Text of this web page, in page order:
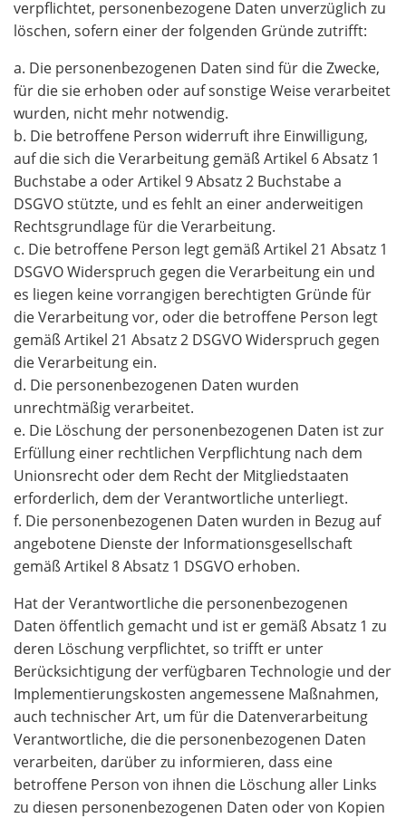
verpflichtet, personenbezogene Daten unverzüglich zu
löschen, sofern einer der folgenden Gründe zutrifft:
a. Die personenbezogenen Daten sind für die Zwecke,
für die sie erhoben oder auf sonstige Weise verarbeitet
wurden, nicht mehr notwendig.
b. Die betroffene Person widerruft ihre Einwilligung,
auf die sich die Verarbeitung gemäß Artikel 6 Absatz 1
Buchstabe a oder Artikel 9 Absatz 2 Buchstabe a
DSGVO stützte, und es fehlt an einer anderweitigen
Rechtsgrundlage für die Verarbeitung.
c. Die betroffene Person legt gemäß Artikel 21 Absatz 1
DSGVO Widerspruch gegen die Verarbeitung ein und
es liegen keine vorrangigen berechtigten Gründe für
die Verarbeitung vor, oder die betroffene Person legt
gemäß Artikel 21 Absatz 2 DSGVO Widerspruch gegen
die Verarbeitung ein.
d. Die personenbezogenen Daten wurden
unrechtmäßig verarbeitet.
e. Die Löschung der personenbezogenen Daten ist zur
Erfüllung einer rechtlichen Verpflichtung nach dem
Unionsrecht oder dem Recht der Mitgliedstaaten
erforderlich, dem der Verantwortliche unterliegt.
f. Die personenbezogenen Daten wurden in Bezug auf
angebotene Dienste der Informationsgesellschaft
gemäß Artikel 8 Absatz 1 DSGVO erhoben.
Hat der Verantwortliche die personenbezogenen
Daten öffentlich gemacht und ist er gemäß Absatz 1 zu
deren Löschung verpflichtet, so trifft er unter
Berücksichtigung der verfügbaren Technologie und der
Implementierungskosten angemessene Maßnahmen,
auch technischer Art, um für die Datenverarbeitung
Verantwortliche, die die personenbezogenen Daten
verarbeiten, darüber zu informieren, dass eine
betroffene Person von ihnen die Löschung aller Links
zu diesen personenbezogenen Daten oder von Kopien